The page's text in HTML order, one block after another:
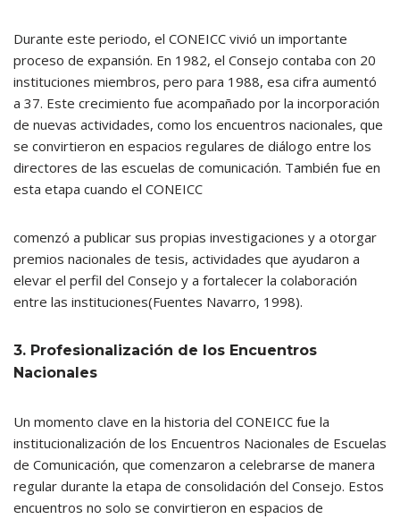
Durante este periodo, el CONEICC vivió un importante
proceso de expansión. En 1982, el Consejo contaba con 20
instituciones miembros, pero para 1988, esa cifra aumentó
a 37. Este crecimiento fue acompañado por la incorporación
de nuevas actividades, como los encuentros nacionales, que
se convirtieron en espacios regulares de diálogo entre los
directores de las escuelas de comunicación. También fue en
esta etapa cuando el CONEICC
comenzó a publicar sus propias investigaciones y a otorgar
premios nacionales de tesis, actividades que ayudaron a
elevar el perfil del Consejo y a fortalecer la colaboración
entre las instituciones(Fuentes Navarro, 1998).
3. Profesionalización de los Encuentros
Nacionales
Un momento clave en la historia del CONEICC fue la
institucionalización de los Encuentros Nacionales de Escuelas
de Comunicación, que comenzaron a celebrarse de manera
regular durante la etapa de consolidación del Consejo. Estos
encuentros no solo se convirtieron en espacios de